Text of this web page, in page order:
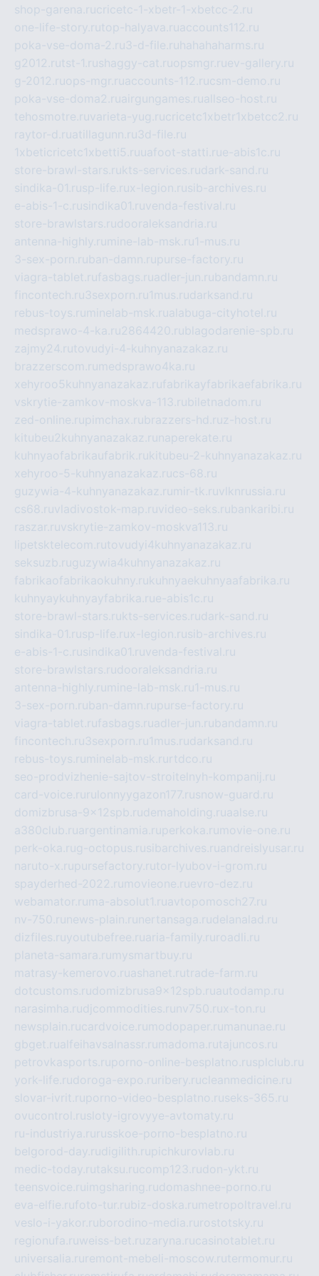
shop-garena.rucricetc-1-xbetr-1-xbetcc-2.ru
one-life-story.rutop-halyava.ruaccounts112.ru
poka-vse-doma-2.ru3-d-file.ru hahahaharms.ru
g2012.rutst-1.rushaggy-cat.ruopsmgr.ruev-gallery.ru
g-2012.ruops-mgr.ruaccounts-112.rucsm-demo.ru
poka-vse-doma2.ruairgungames.ruallseo-host.ru
tehosmotre.ruvarieta-yug.rucricetc1xbetr1xbetcc2.ru
raytor-d.ruatillagunn.ru3d-file.ru
1xbeticricetc1xbetti5.ruuafoot-statti.rue-abis1c.ru
store-brawl-stars.rukts-services.rudark-sand.ru
sindika-01.rusp-life.rux-legion.rusib-archives.ru
e-abis-1-c.rusindika01.ruvenda-festival.ru
store-brawlstars.rudooraleksandria.ru
antenna-highly.ru mine-lab-msk.ru1-mus.ru
3-sex-porn.ruban-damn.rupurse-factory.ru
viagra-tablet.rufasbags.ruadler-jun.rubandamn.ru
fincontech.ru3sexporn.ru1mus.rudarksand.ru
rebus-toys.ru minelab-msk.rualabuga-cityhotel.ru
medsprawo-4-ka.ru2864420.rublagodarenie-spb.ru
zajmy24.rutovudyi-4-kuhnyanazakaz.ru
brazzerscom.ru medsprawo4ka.ru
xehyroo5kuhnyanazakaz.rufabrikayfabrikaefabrika.ru
vskrytie-zamkov-moskva-113.rubiletnadom.ru
zed-online.rupimchax.rubrazzers-hd.ruz-host.ru
kitubeu2kuhnyanazakaz.ru naperekate.ru
kuhnyaofabrikaufabrik.rukitubeu-2-kuhnyanazakaz.ru
xehyroo-5-kuhnyanazakaz.rucs-68.ru
guzywia-4-kuhnyanazakaz.ru mir-tk.ruvlknrussia.ru
cs68.ruvladivostok-map.ruvideo-seks.rubankaribi.ru
raszar.ruvskrytie-zamkov-moskva113.ru
lipetsktelecom.rutovudyi4kuhnyanazakaz.ru
seksuzb.ruguzywia4kuhnyanazakaz.ru
fabrikaofabrikaokuhny.rukuhnyaekuhnyaafabrika.ru
kuhnyaykuhnyayfabrika.rue-abis1c.ru
store-brawl-stars.rukts-services.rudark-sand.ru
sindika-01.rusp-life.rux-legion.rusib-archives.ru
e-abis-1-c.rusindika01.ruvenda-festival.ru
store-brawlstars.rudooraleksandria.ru
antenna-highly.ru mine-lab-msk.ru1-mus.ru
3-sex-porn.ruban-damn.rupurse-factory.ru
viagra-tablet.rufasbags.ruadler-jun.rubandamn.ru
fincontech.ru3sexporn.ru1mus.rudarksand.ru
rebus-toys.ru minelab-msk.ru rtdco.ru
seo-prodvizhenie-sajtov-stroitelnyh-kompanij.ru
card-voice.ru rulonnyygazon177.rusnow-guard.ru
domizbrusa-9x12spb.rudemaholding.ruaalse.ru
a380club.ruargentinamia.ruperkoka.ru movie-one.ru
perk-oka.rug-octopus.rusibarchives.ruandreislyusar.ru
naruto-x.rupursefactory.rutor-lyubov-i-grom.ru
spayderhed-2022.ru movieone.ruevro-dez.ru
webamator.ru ma-absolut1.ruavtopomosch27.ru
nv-750.ru news-plain.ru nertansaga.rudelanalad.ru
dizfiles.ruyoutubefree.ruaria-family.ru roadli.ru
planeta-samara.ru mysmartbuy.ru
matrasy-kemerovo.ruashanet.rutrade-farm.ru
dotcustoms.rudomizbrusa9x12spb.ruautodamp.ru
narasimha.rudjcommodities.ru nv750.rux-ton.ru
newsplain.rucardvoice.ru modopaper.ru manunae.ru
gbget.rualfeihavsalnassr.ru madoma.rutajuncos.ru
petrovkasports.ruporno-online-besplatno.rusplclub.ru
york-life.rudoroga-expo.ru ribery.rucleanmedicine.ru
slovar-ivrit.ruporno-video-besplatno.ruseks-365.ru
ovucontrol.rusloty-igrovyye-avtomaty.ru
ru-industriya.ru russkoe-porno-besplatno.ru
belgorod-day.rudigilith.rupichkurovlab.ru
medic-today.rutaksu.rucomp123.rudon-ykt.ru
teensvoice.ru imgsharing.rudomashnee-porno.ru
eva-elfie.rufoto-tur.rubiz-doska.ru metropoltravel.ru
veslo-i-yakor.ruborodino-media.ru rostotsky.ru
regionufa.ruweiss-bet.ruzaryna.rucasinotablet.ru
universalia.ru remont-mebeli-moscow.rutermomur.ru